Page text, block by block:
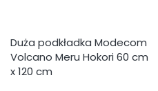
Duża podkładka Modecom
Volcano Meru Hokori 60 cm
x 120 cm